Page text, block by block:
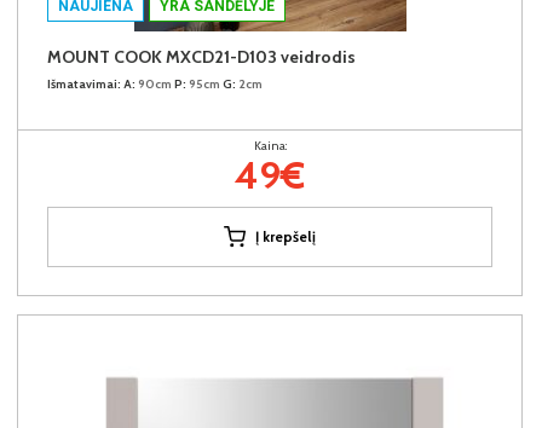
NAUJIENA YRA SANDĖLYJE
MOUNT COOK MXCD21-D103 veidrodis
Išmatavimai: A: 90cm P: 95cm G: 2cm
Kaina:
49€
Į krepšelį